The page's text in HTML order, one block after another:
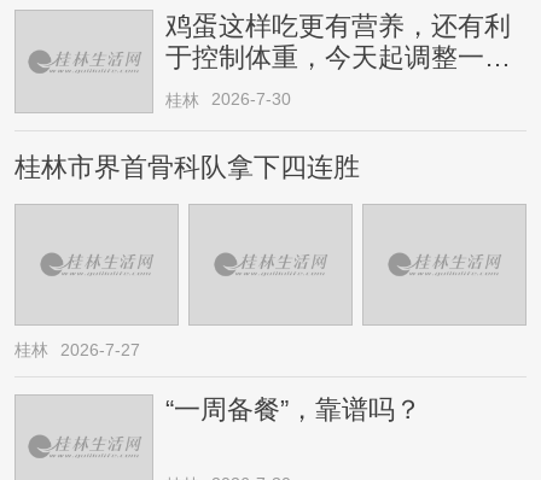
鸡蛋这样吃更有营养，还有利
于控制体重，今天起调整一下
→
桂林 2026-7-30
桂林市界首骨科队拿下四连胜
桂林 2026-7-27
“一周备餐”，靠谱吗？